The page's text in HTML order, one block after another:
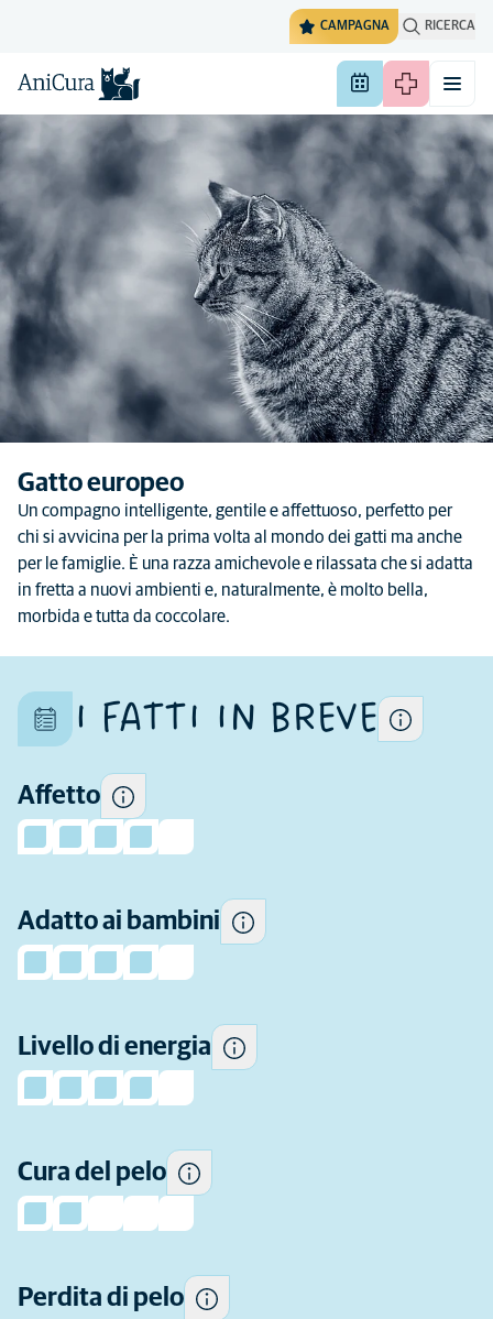
CAMPAGNA RICERCA
Gatto europeo
Un compagno intelligente, gentile e affettuoso, perfetto per
chi si avvicina per la prima volta al mondo dei gatti ma anche
per le famiglie. È una razza amichevole e rilassata che si adatta
in fretta a nuovi ambienti e, naturalmente, è molto bella,
morbida e tutta da coccolare.
I FATTI IN BREVE
Affetto
Adatto ai bambini
Livello di energia
Cura del pelo
Perdita di pelo
Ogni gatto è un individuo
unico e le sue caratteristiche
Quanto affetto puoi
essere più giocosi e socievoli
con i bambini e più tolleranti
comportamento dei bambini
rispetto ad altri.
Quanto attiva tende ad essere
questa razza.
generalmente.
Quanto pelo perde in genere
questa razza.
Quanto questi gatti tendono a
"parlare".